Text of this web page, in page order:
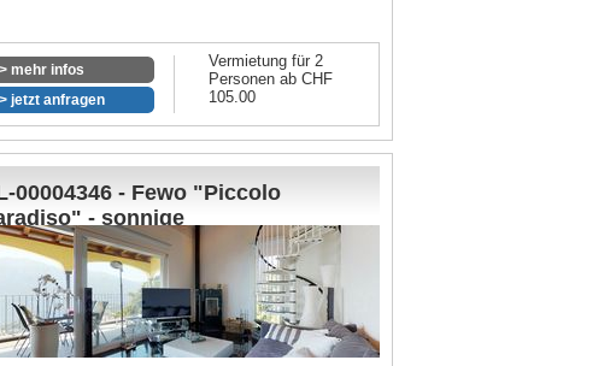
> mehr infos
> jetzt anfragen
Vermietung für 2
Personen ab CHF
105.00
00004346 - Fewo "Piccolo
- sonnige
mit